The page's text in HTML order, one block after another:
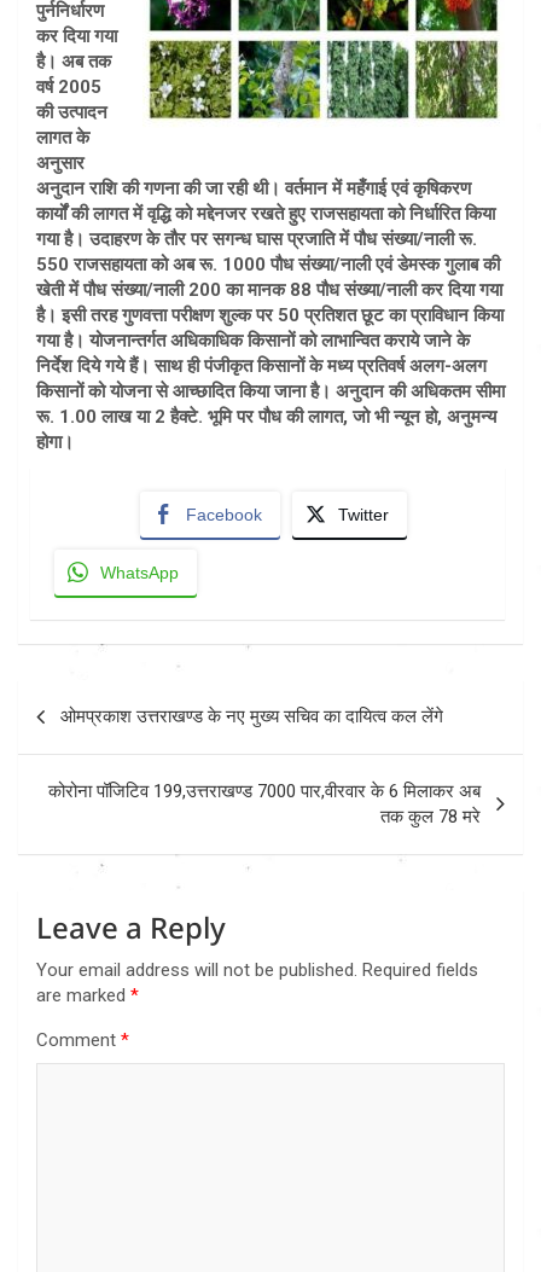
पुर्ननिर्धारण
कर दिया गया
है। अब तक
वर्ष 2005
की उत्पादन
लागत के
अनुसार
अनुदान राशि की गणना की जा रही थी। वर्तमान में महँगाई एवं कृषिकरण
कार्यों की लागत में वृद्धि को मद्देनजर रखते हुए राजसहायता को निर्धारित किया
गया है। उदाहरण के तौर पर सगन्ध घास प्रजाति में पौध संख्या/नाली रू.
550 राजसहायता को अब रू. 1000 पौध संख्या/नाली एवं डेमस्क गुलाब की
खेती में पौध संख्या/नाली 200 का मानक 88 पौध संख्या/नाली कर दिया गया
है। इसी तरह गुणवत्ता परीक्षण शुल्क पर 50 प्रतिशत छूट का प्राविधान किया
गया है। योजनान्तर्गत अधिकाधिक किसानों को लाभान्वित कराये जाने के
निर्देश दिये गये हैं। साथ ही पंजीकृत किसानों के मध्य प्रतिवर्ष अलग-अलग
किसानों को योजना से आच्छादित किया जाना है। अनुदान की अधिकतम सीमा
रू. 1.00 लाख या 2 हैक्टे. भूमि पर पौध की लागत, जो भी न्यून हो, अनुमन्य
होगा।
Facebook Twitter
WhatsApp
Post
navigation
ओमप्रकाश उत्तराखण्ड के नए मुख्य सचिव का दायित्व कल लेंगे
कोरोना पॉजिटिव 199,उत्तराखण्ड 7000 पार,वीरवार के 6 मिलाकर अब
तक कुल 78 मरे
Leave a Reply
Your email address will not be published. Required fields
are marked *
Comment *